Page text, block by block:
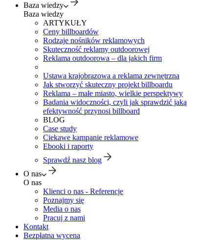
Baza wiedzy
Baza wiedzy
ARTYKUŁY
Ceny billboardów
Rodzaje nośników reklamowych
Skuteczność reklamy outdoorowej
Reklama outdoorowa – dla jakich firm
Ustawa krajobrazowa a reklama zewnętrzna
Jak stworzyć skuteczny projekt billboardu
Reklama – małe miasto, wielkie perspektywy
Badania widoczności, czyli jak sprawdzić jaką
efektywność przynosi billboard
BLOG
Case study
Ciekawe kampanie reklamowe
Ebooki i raporty
Sprawdź nasz blog
O nas
O nas
Klienci o nas - Referencje
Poznajmy się
Media o nas
Pracuj z nami
Kontakt
Bezpłatna wycena